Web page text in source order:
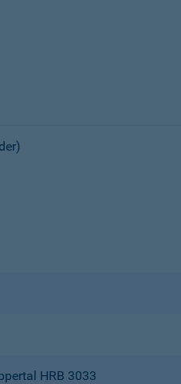
HRB 3033